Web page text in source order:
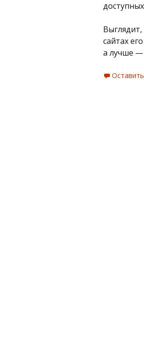
сайтах
а лучше —